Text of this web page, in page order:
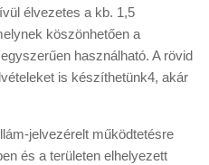
élvezetes a kb. 1,5
köszönhetően a
használható. A rövid
is készíthetünk4, akár
jelvezérelt működtetésre
és a területen elhelyezett